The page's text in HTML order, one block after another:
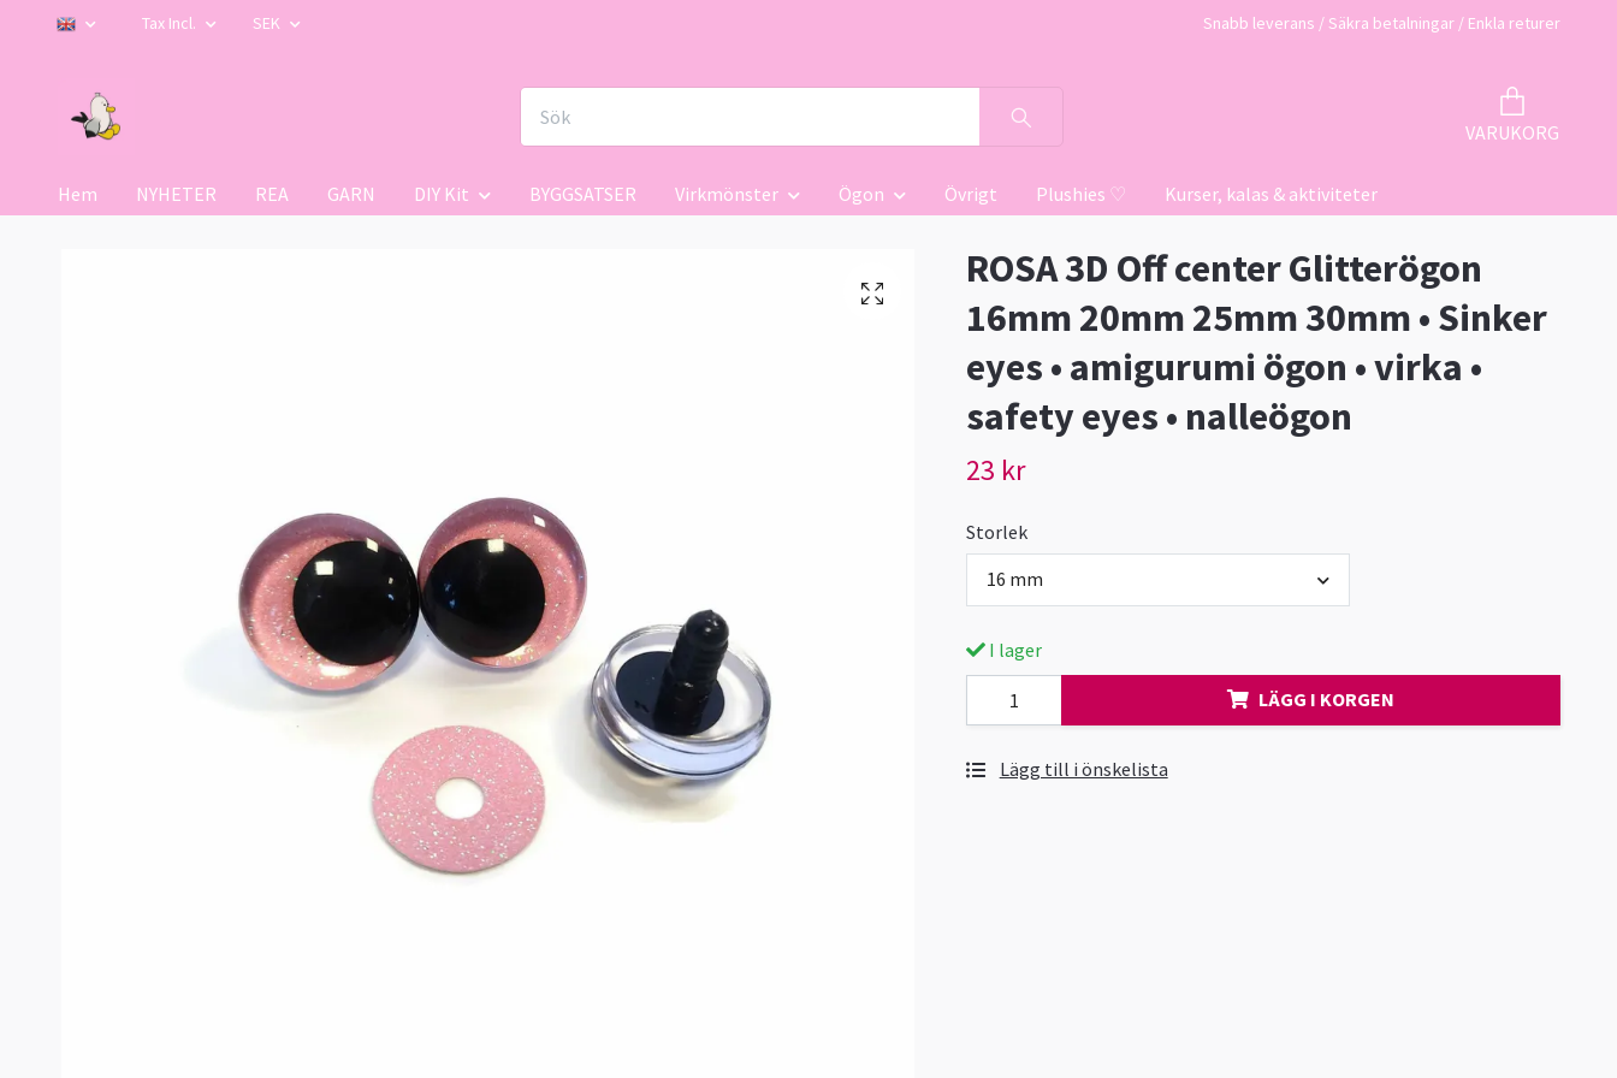
Tax Incl. SEK Snabb leverans / Säkra betalningar / Enkla returer
VARUKORG
Hem NYHETER REA GARN DIY Kit BYGGSATSER Virkmönster Ögon Övrigt Plushies ♡ Kurser, kalas & aktiviteter
ROSA 3D Off center Glitterögon
16mm 20mm 25mm 30mm • Sinker
eyes • amigurumi ögon • virka •
safety eyes • nalleögon
23 kr
Storlek
16 mm
I lager
LÄGG I KORGEN
Lägg till i önskelista